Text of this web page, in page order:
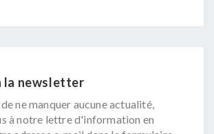
la newsletter
ne manquer aucune actualité,
à notre lettre d'information en